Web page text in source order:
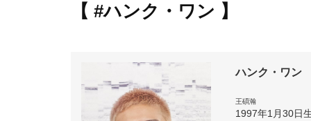
【 #ハンク・ワン 】
ハンク・ワン
王碩瀚
1997年1月30日